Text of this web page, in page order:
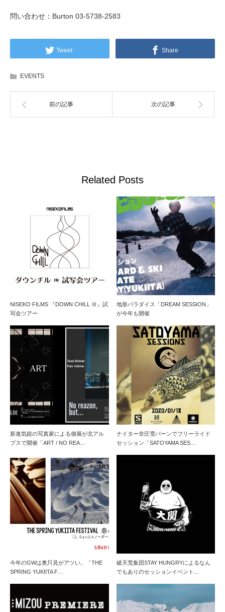
問い合わせ：Burton 03-5738-2583
Tweet Share
EVENTS
前の記事 次の記事
Related Posts
NISEKO FILMS 『DOWN CHILL Ⅲ』試
写会ツアー
地形パラダイス「DREAM SESSION」
が今年も開催
新進気鋭の写真家による個展が北アル
プスで開催「ART / NO REA…
ナイター非圧雪バーンでフリーライド
セッション「SATOYAMA SES…
今年のGWは奥只見がアツい。「THE
SPRING YUKIITA F…
破天荒集団STAY HUNGRYによるなん
でもありのセッションイベント…